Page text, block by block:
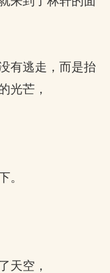
有逃走，而是抬
光芒，
。
天空，